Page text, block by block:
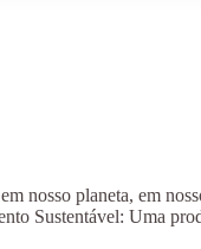
nosso planeta, em
Sustentável: Uma